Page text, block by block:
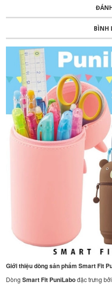
BÌNH
Giới thiệu dòng sản phẩm Smart Fit
Dòng Smart Fit PuniLabođặc trưng